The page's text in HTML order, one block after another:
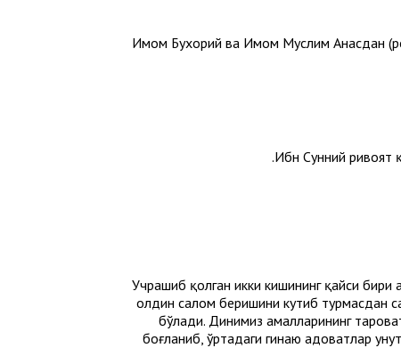
Имом Бухорий ва Имом Муслим Анасдан
Ибн Сунний ривоят
Учрашиб қолган икки кишининг қайси
олдин салом беришини кутиб турмасдан
бўлади. Динимиз амалларининг
боғланиб, ўртадаги гинаю адоватлар